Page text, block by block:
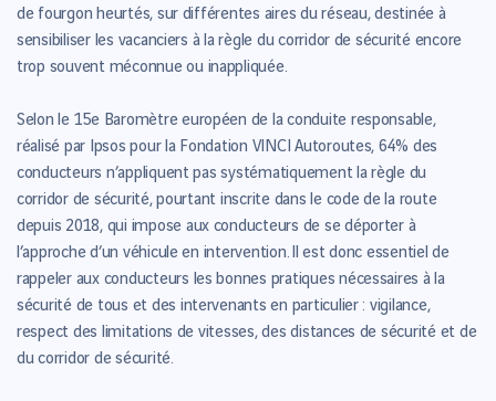
de fourgon heurtés, sur différentes aires du réseau, destinée à
sensibiliser les vacanciers à la règle du corridor de sécurité encore
trop souvent méconnue ou inappliquée.
Selon le 15e Baromètre européen de la conduite responsable,
réalisé par Ipsos pour la Fondation VINCI Autoroutes, 64% des
conducteurs n’appliquent pas systématiquement la règle du
corridor de sécurité, pourtant inscrite dans le code de la route
depuis 2018, qui impose aux conducteurs de se déporter à
l’approche d’un véhicule en intervention. Il est donc essentiel de
rappeler aux conducteurs les bonnes pratiques nécessaires à la
sécurité de tous et des intervenants en particulier : vigilance,
respect des limitations de vitesses, des distances de sécurité et de
du corridor de sécurité.